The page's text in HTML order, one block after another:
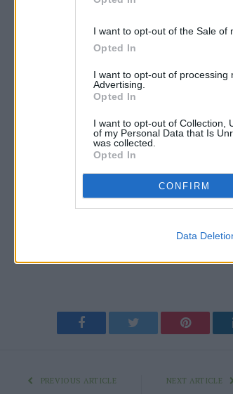
I want to opt-out of the Sale of
Opted In
I want to opt-out of processing
Advertising.
Opted In
I want to opt-out of Collection,
of my Personal Data that Is
was collected.
Opted In
CONFIRM
Data
Facebook
PREVIOUS ARTICLE NEXT ARTICLE